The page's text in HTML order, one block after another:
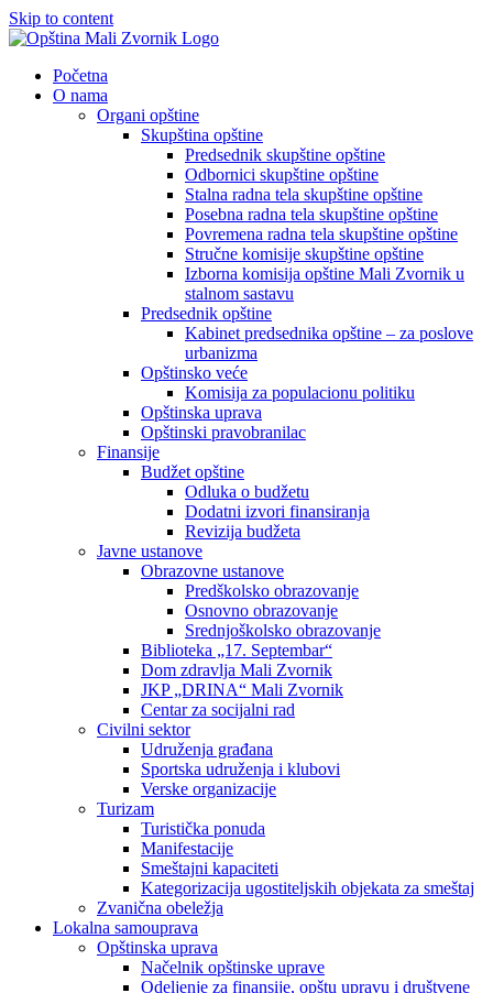
Skip to content
Početna
O nama
Organi opštine
Skupština opštine
Predsednik skupštine opštine
Odbornici skupštine opštine
Stalna radna tela skupštine opštine
Posebna radna tela skupštine opštine
Povremena radna tela skupštine opštine
Stručne komisije skupštine opštine
Izborna komisija opštine Mali Zvornik u
stalnom sastavu
Predsednik opštine
Kabinet predsednika opštine – za poslove
urbanizma
Opštinsko veće
Komisija za populacionu politiku
Opštinska uprava
Opštinski pravobranilac
Finansije
Budžet opštine
Odluka o budžetu
Dodatni izvori finansiranja
Revizija budžeta
Javne ustanove
Obrazovne ustanove
Predškolsko obrazovanje
Osnovno obrazovanje
Srednjoškolsko obrazovanje
Biblioteka „17. Septembar“
Dom zdravlja Mali Zvornik
JKP „DRINA“ Mali Zvornik
Centar za socijalni rad
Civilni sektor
Udruženja građana
Sportska udruženja i klubovi
Verske organizacije
Turizam
Turistička ponuda
Manifestacije
Smeštajni kapaciteti
Kategorizacija ugostiteljskih objekata za smeštaj
Zvanična obeležja
Lokalna samouprava
Opštinska uprava
Načelnik opštinske uprave
Odeljenje za finansije, opštu upravu i društvene